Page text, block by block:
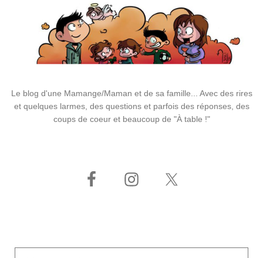
Le blog d'une Mamange/Maman et de sa famille... Avec des rires
et quelques larmes, des questions et parfois des réponses, des
coups de coeur et beaucoup de "À table !"